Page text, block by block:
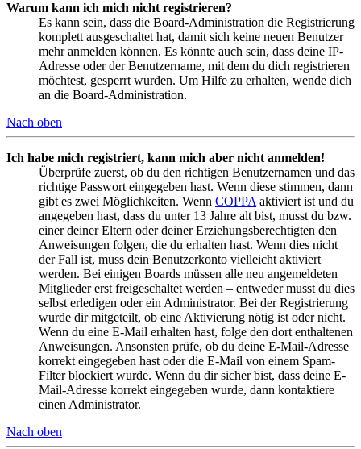
Warum kann ich mich nicht registrieren?
Es kann sein, dass die Board-Administration die Registrierung
komplett ausgeschaltet hat, damit sich keine neuen Benutzer
mehr anmelden können. Es könnte auch sein, dass deine IP-
Adresse oder der Benutzername, mit dem du dich registrieren
möchtest, gesperrt wurden. Um Hilfe zu erhalten, wende dich
an die Board-Administration.
Nach oben
Ich habe mich registriert, kann mich aber nicht anmelden!
Überprüfe zuerst, ob du den richtigen Benutzernamen und das
richtige Passwort eingegeben hast. Wenn diese stimmen, dann
gibt es zwei Möglichkeiten. Wenn COPPA aktiviert ist und du
angegeben hast, dass du unter 13 Jahre alt bist, musst du bzw.
einer deiner Eltern oder deiner Erziehungsberechtigten den
Anweisungen folgen, die du erhalten hast. Wenn dies nicht
der Fall ist, muss dein Benutzerkonto vielleicht aktiviert
werden. Bei einigen Boards müssen alle neu angemeldeten
Mitglieder erst freigeschaltet werden – entweder musst du dies
selbst erledigen oder ein Administrator. Bei der Registrierung
wurde dir mitgeteilt, ob eine Aktivierung nötig ist oder nicht.
Wenn du eine E-Mail erhalten hast, folge den dort enthaltenen
Anweisungen. Ansonsten prüfe, ob du deine E-Mail-Adresse
korrekt eingegeben hast oder die E-Mail von einem Spam-
Filter blockiert wurde. Wenn du dir sicher bist, dass deine E-
Mail-Adresse korrekt eingegeben wurde, dann kontaktiere
einen Administrator.
Nach oben